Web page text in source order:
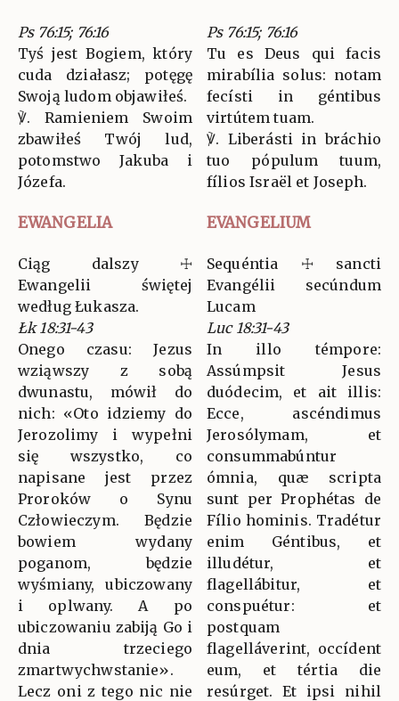
Ps 76:15; 76:16
Tyś jest Bogiem, który
cuda działasz; potęgę
Swoją ludom objawiłeś.
℣. Ramieniem Swoim
zbawiłeś Twój lud,
potomstwo Jakuba i
Józefa.
Ps 76:15; 76:16
Tu es Deus qui facis
mirabília solus: notam
fecísti in géntibus
virtútem tuam.
℣. Liberásti in bráchio
tuo pópulum tuum,
fílios Israël et Joseph.
EWANGELIA EVANGELIUM
Ciąg dalszy ☩
Ewangelii świętej
według Łukasza.
Łk 18:31-43
Onego czasu: Jezus
wziąwszy z sobą
dwunastu, mówił do
nich: «Oto idziemy do
Jerozolimy i wypełni
się wszystko, co
napisane jest przez
Proroków o Synu
Człowieczym. Będzie
bowiem wydany
poganom, będzie
wyśmiany, ubiczowany
i oplwany. A po
ubiczowaniu zabiją Go i
dnia trzeciego
zmartwychwstanie».
Lecz oni z tego nic nie
Sequéntia ☩ sancti
Evangélii secúndum
Lucam
Luc 18:31-43
In illo témpore:
Assúmpsit Jesus
duódecim, et ait illis:
Ecce, ascéndimus
Jerosólymam, et
consummabúntur
ómnia, quæ scripta
sunt per Prophétas de
Fílio hominis. Tradétur
enim Géntibus, et
illudétur, et
flagellábitur, et
conspuétur: et
postquam
flagelláverint, occídent
eum, et tértia die
resúrget. Et ipsi nihil